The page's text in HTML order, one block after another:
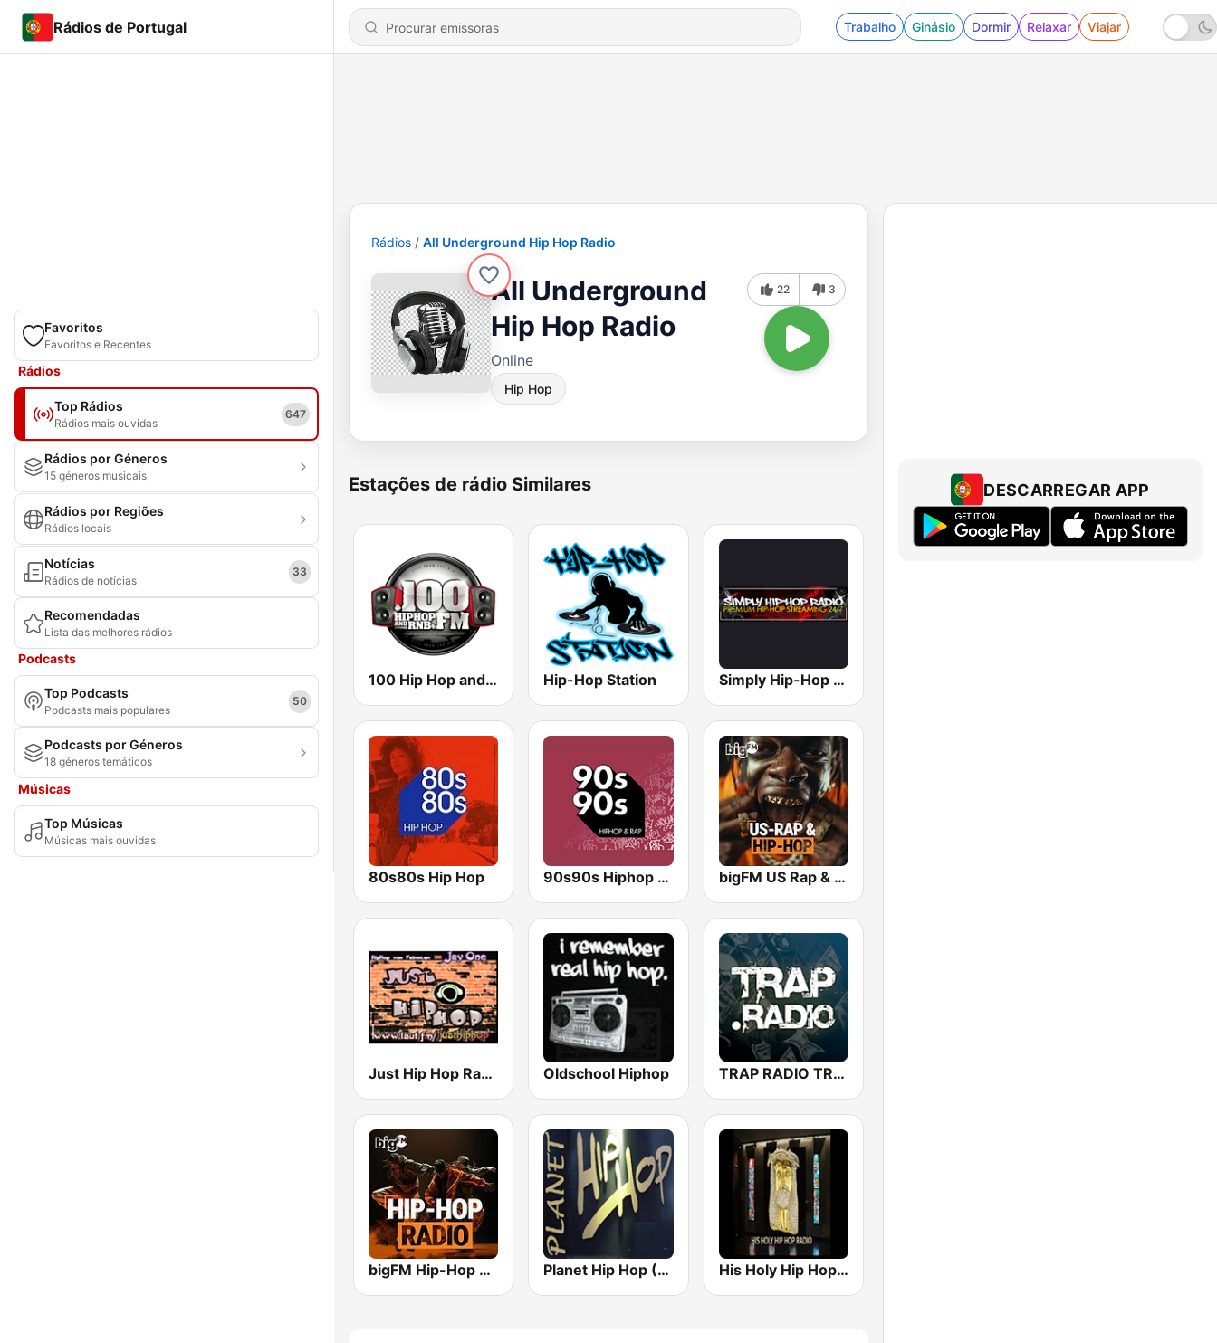
Rádios de Portugal Trabalho Ginásio Dormir Relaxar Viajar
Favoritos
Favoritos e Recentes
Rádios
Top Rádios
Rádios mais ouvidas
647
Rádios por Géneros
15 géneros musicais
Rádios por Regiões
Rádios locais
Notícias
Rádios de notícias
33
Recomendadas
Lista das melhores rádios
Podcasts
Top Podcasts
Podcasts mais populares
50
Podcasts por Géneros
18 géneros temáticos
Músicas
Top Músicas
Músicas mais ouvidas
Rádios All Underground Hip Hop Radio
All Underground
Hip Hop Radio
Online
Hip Hop
22 3
Estações de rádio Similares
100 Hip Hop and RNB FM Hip-Hop Station Simply Hip-Hop Radio
80s80s Hip Hop 90s90s Hiphop & Rap bigFM US Rap & Hip-Hop
Just Hip Hop Radio Oldschool Hiphop TRAP RADIO TRAP.radio
bigFM Hip-Hop Radio Planet Hip Hop (MRG.fm) His Holy Hip Hop Radio
DESCARREGAR APP